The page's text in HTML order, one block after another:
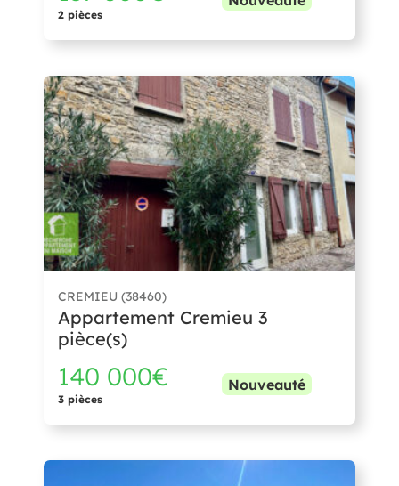
2 pièces
CREMIEU (38460)
Appartement Cremieu 3
pièce(s)
140 000€
3 pièces
Nouveauté